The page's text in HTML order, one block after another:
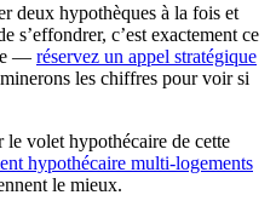
deux hypothèques à la fois et
s’effondrer, c’est exactement ce
— réservez un appel stratégique
les chiffres pour voir si
le volet hypothécaire de cette
hypothécaire multi-logements
le mieux.